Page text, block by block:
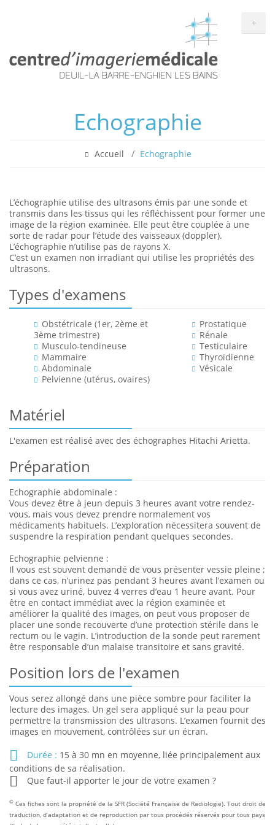
+
Echographie
Accueil Echographie
L’échographie utilise des ultrasons émis par une sonde et
transmis dans les tissus qui les réfléchissent pour former une
image de la région examinée. Elle peut être couplée à une
sorte de radar pour l’étude des vaisseaux (doppler).
L’échographie n’utilise pas de rayons X.
C’est un examen non irradiant qui utilise les propriétés des
ultrasons.
Types d'examens
Obstétricale (1er, 2ème et
3ème trimestre)
Musculo-tendineuse
Mammaire
Abdominale
Pelvienne (utérus, ovaires)
Prostatique
Rénale
Testiculaire
Thyroïdienne
Vésicale
Matériel
L'examen est réalisé avec des échographes Hitachi Arietta.
Préparation
Echographie abdominale :
Vous devez être à jeun depuis 3 heures avant votre rendez-
vous, mais vous devez prendre normalement vos
médicaments habituels. L’exploration nécessitera souvent de
suspendre la respiration pendant quelques secondes.
Echographie pelvienne :
Il vous est souvent demandé de vous présenter vessie pleine ;
dans ce cas, n’urinez pas pendant 3 heures avant l’examen ou
si vous avez uriné, buvez 4 verres d’eau 1 heure avant. Pour
être en contact immédiat avec la région examinée et
améliorer la qualité des images, on peut vous proposer de
placer une sonde recouverte d’une protection stérile dans le
rectum ou le vagin. L’introduction de la sonde peut rarement
être responsable d’un malaise transitoire et sans gravité.
Position lors de l'examen
Vous serez allongé dans une pièce sombre pour faciliter la
lecture des images. Un gel sera appliqué sur la peau pour
permettre la transmission des ultrasons. L’examen fournit des
images en mouvement, contrôlées sur un écran.
Durée : 15 à 30 mn en moyenne, liée principalement aux
conditions de sa réalisation.
Que faut-il apporter le jour de votre examen ?
© Ces fiches sont la propriété de la SFR (Société Française de Radiologie). Tout droit de
traduction, d’adaptation et de reproduction par tous procédés réservés pour tous pays